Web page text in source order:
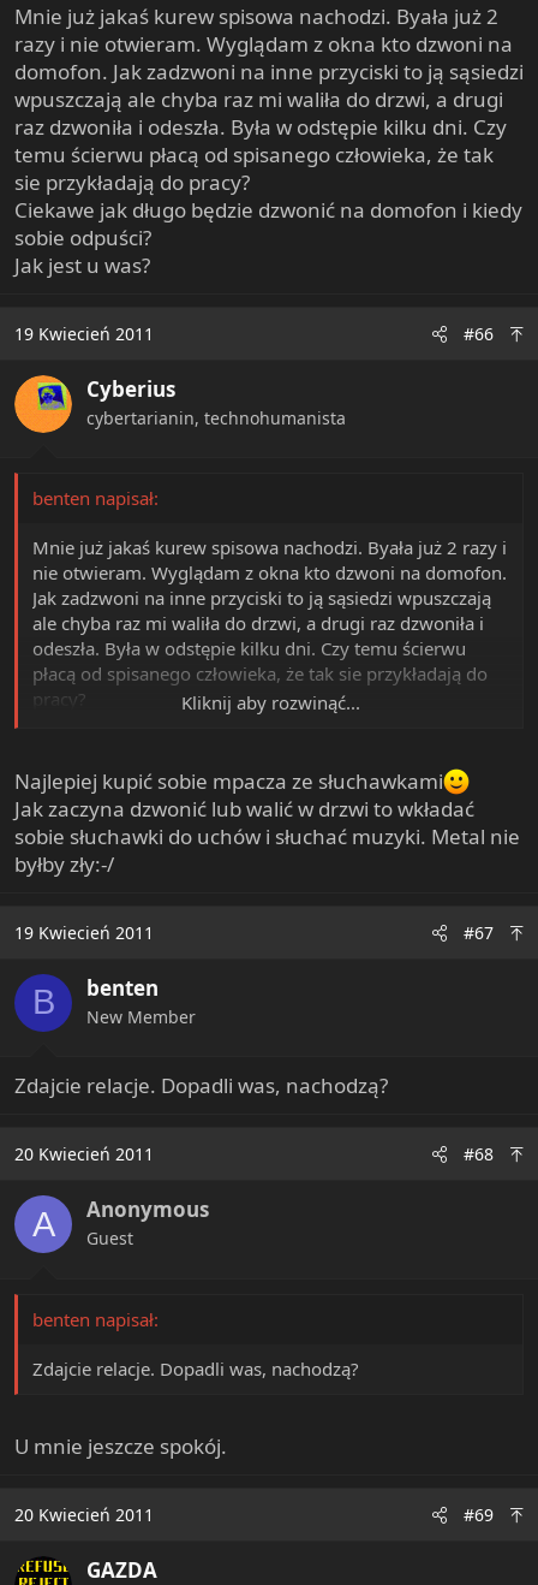
Mnie już jakaś kurew spisowa nachodzi. Byała już 2
razy i nie otwieram. Wyglądam z okna kto dzwoni na
domofon. Jak zadzwoni na inne przyciski to ją sąsiedzi
wpuszczają ale chyba raz mi waliła do drzwi, a drugi
raz dzwoniła i odeszła. Była w odstępie kilku dni. Czy
temu ścierwu płacą od spisanego człowieka, że tak
sie przykładają do pracy?
Ciekawe jak długo będzie dzwonić na domofon i kiedy
sobie odpuści?
Jak jest u was?
19 Kwiecień 2011 #66
Cyberius
cybertarianin, technohumanista
benten napisał:
Mnie już jakaś kurew spisowa nachodzi. Byała już 2 razy i
nie otwieram. Wyglądam z okna kto dzwoni na domofon.
Jak zadzwoni na inne przyciski to ją sąsiedzi wpuszczają
ale chyba raz mi waliła do drzwi, a drugi raz dzwoniła i
odeszła. Była w odstępie kilku dni. Czy temu ścierwu
płacą od spisanego człowieka, że tak sie przykładają do
pracy?
Jak jest u was?
Kliknij aby rozwinąć...
Najlepiej kupić sobie mpacza ze słuchawkami
Jak zaczyna dzwonić lub walić w drzwi to wkładać
sobie słuchawki do uchów i słuchać muzyki. Metal nie
byłby zły:-/
19 Kwiecień 2011 #67
B benten
New Member
Zdajcie relacje. Dopadli was, nachodzą?
20 Kwiecień 2011 #68
A Anonymous
Guest
benten napisał:
Zdajcie relacje. Dopadli was, nachodzą?
U mnie jeszcze spokój.
20 Kwiecień 2011 #69
GAZDA